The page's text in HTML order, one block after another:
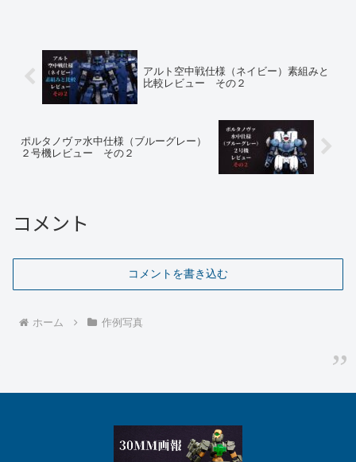
アルト空中戦仕様（ネイビー）素組みと
比較レビュー その２
ポルタノヴァ水中仕様（ブルーグレー）
２号機レビュー その２
コメント
コメントを書き込む
ホーム 作例写真